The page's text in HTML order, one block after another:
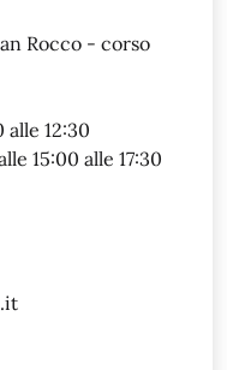
Rocco - corso
12:30
15:00 alle 17:30